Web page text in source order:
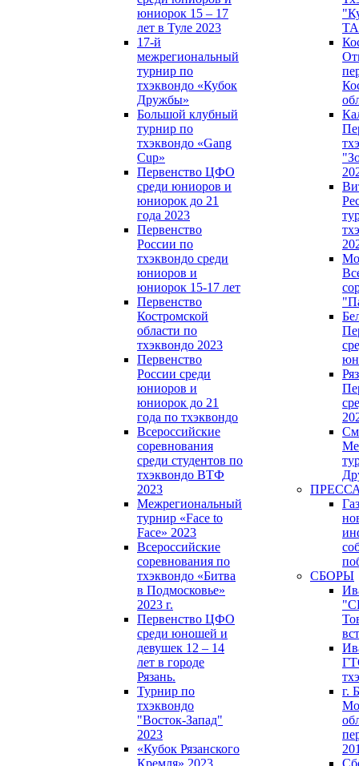
юниорок 15 – 17
лет в Туле 2023
17-й
межрегиональный
турнир по
тхэквондо «Кубок
Дружбы»
Большой клубный
турнир по
тхэквондо «Gang
Сup»
Первенство ЦФО
среди юниоров и
юниорок до 21
года 2023
Первенство
России по
тхэквондо среди
юниоров и
юниорок 15-17 лет
Первенство
Костромской
области по
тхэквондо 2023
Первенство
России среди
юниоров и
юниорок до 21
года по тхэквондо
Всероссийские
соревнования
среди студентов по
тхэквондо ВТФ
2023
Межрегиональный
турнир «Face to
Face» 2023
Всероссийские
соревнования по
тхэквондо «Битва
в Подмосковье»
2023 г.
Первенство ЦФО
среди юношей и
девушек 12 – 14
лет в городе
Рязань.
Турнир по
тхэквондо
"Восток-Запад"
2023
«Кубок Рязанского
Кремля» 2023
СБОРЫ
г.